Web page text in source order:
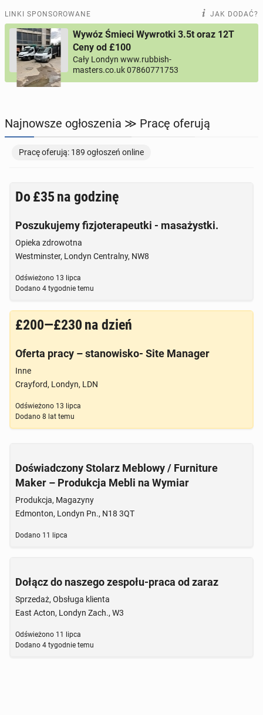
ogłoszeń online
PROFILE KANDYDATÓW 290profili online
USŁUGI 163
KUPIĘ & SPRZEDAM
LINKI SPONSOROWANE JAK DODAĆ?
Wywóz Śmieci Wywrotki 3.5t oraz 12T
Ceny od £100
Cały Londyn www.rubbish-
masters.co.uk 07860771753
Najnowsze ogłoszenia ≫ Pracę oferują
Pracę oferują: 189 ogłoszeń online
Do £35 na godzinę
Poszukujemy fizjoterapeutki - masażystki.
Opieka zdrowotna
Westminster, Londyn Centralny, NW8
Odświeżono 13 lipca
Dodano 4 tygodnie temu
£200—£230 na dzień
Oferta pracy – stanowisko- Site Manager
Inne
Crayford, Londyn, LDN
Odświeżono 13 lipca
Dodano 8 lat temu
Doświadczony Stolarz Meblowy / Furniture
Maker – Produkcja Mebli na Wymiar
Produkcja, Magazyny
Edmonton, Londyn Pn., N18 3QT
Dodano 11 lipca
Dołącz do naszego zespołu-praca od zaraz
Sprzedaż, Obsługa klienta
East Acton, Londyn Zach., W3
Odświeżono 11 lipca
Dodano 4 tygodnie temu